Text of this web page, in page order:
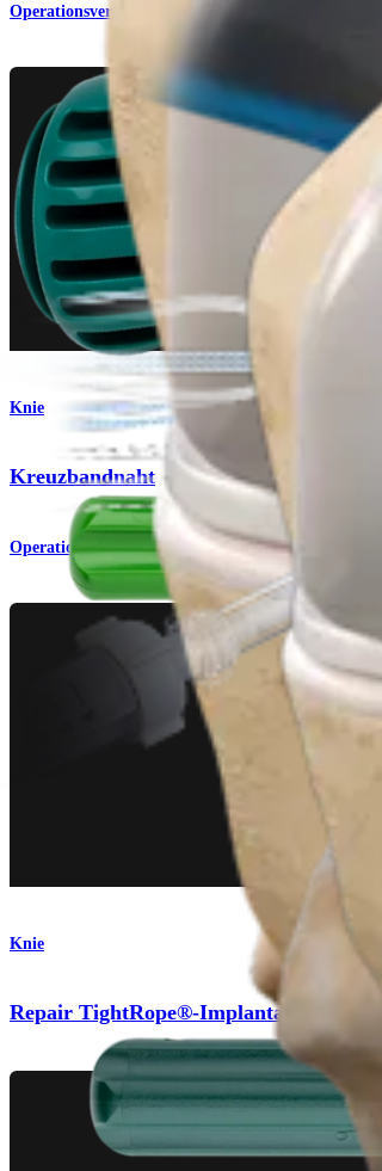
Operationsverfahren
Knie
Kreuzbandnaht
Operationsverfahren
Knie
Repair TightRope®-Implantat mit